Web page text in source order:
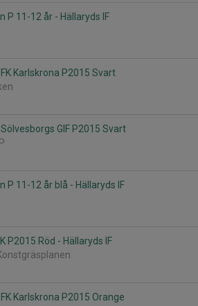
P 11-12 år - Hällaryds IF
FK Karlskrona P2015 Svart
Sölvesborgs GIF P2015 Svart
P 11-12 år blå - Hällaryds IF
P2015 Röd - Hällaryds IF
Karlskrona P2015 Orange